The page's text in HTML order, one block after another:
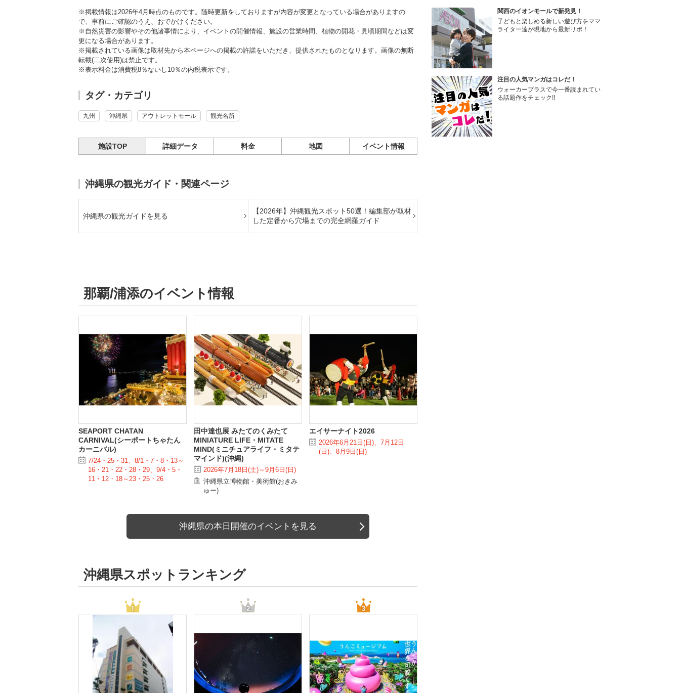
※掲載情報は2026年4月時点のものです。随時更新をしておりますが内容が変更となっている場合がありますの
で、事前にご確認のうえ、おでかけください。
※自然災害の影響やその他諸事情により、イベントの開催情報、施設の営業時間、植物の開花・見頃期間などは変
更になる場合があります。
※掲載されている画像は取材先から本ページへの掲載の許諾をいただき、提供されたものとなります。画像の無断
転載(二次使用)は禁止です。
※表示料金は消費税8％ないし10％の内税表示です。
タグ・カテゴリ
九州 沖縄県 アウトレットモール 観光名所
施設TOP 詳細データ 料金 地図 イベント情報
沖縄県の観光ガイド・関連ページ
沖縄県の観光ガイドを見る
【2026年】沖縄観光スポット50選！編集部が取材
した定番から穴場までの完全網羅ガイド
那覇/浦添のイベント情報
SEAPORT CHATAN
CARNIVAL(シーポートちゃたん
カーニバル)
7/24・25・31、8/1・7・8・13～
16・21・22・28・29、9/4・5・
11・12・18～23・25・26
田中達也展 みたてのくみたて
MINIATURE LIFE・MITATE
MIND(ミニチュアライフ・ミタテ
マインド)(沖縄)
2026年7月18日(土)～9月6日(日)
沖縄県立博物館・美術館(おきみ
ゅー)
エイサーナイト2026
2026年6月21日(日)、7月12日
(日)、8月9日(日)
沖縄県の本日開催のイベントを見る
沖縄県スポットランキング
関西のイオンモールで新発見！
子どもと楽しめる新しい遊び方をママ
ライター達が現地から最新リポ！
注目の人気マンガはコレだ！
ウォーカープラスで今一番読まれてい
る話題作をチェック!!